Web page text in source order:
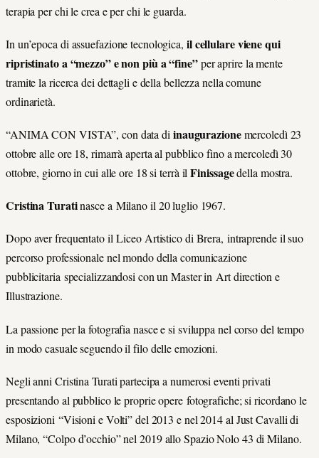
terapia per chi le crea e per chi le guarda.
In un’epoca di assuefazione tecnologica, il cellulare viene qui
ripristinato a “mezzo” e non più a “fine”per aprire la mente
tramite la ricerca dei dettagli e della bellezza nella comune
ordinarietà.
“ANIMA CON VISTA”, con data di inaugurazionemercoledì 23
ottobre alle ore 18, rimarrà aperta al pubblico fino a mercoledì 30
ottobre, giorno in cui alle ore 18 si terrà ilFinissagedella mostra.
Cristina Turatinasce a Milano il 20 luglio 1967.
Dopo aver frequentato il Liceo Artistico di Brera, intraprende il suo
percorso professionale nel mondo della comunicazione
pubblicitaria specializzandosi con un Master in Art direction e
Illustrazione.
La passione per la fotografia nasce e si sviluppa nel corso del tempo
in modo casuale seguendo il filo delle emozioni.
Negli anni Cristina Turati partecipa a numerosi eventi privati
presentando al pubblico le proprie opere fotografiche; si ricordano le
esposizioni “Visioni e Volti” del 2013 e nel 2014 al Just Cavalli di
Milano, “Colpo d’occhio” nel 2019 allo Spazio Nolo 43 di Milano.